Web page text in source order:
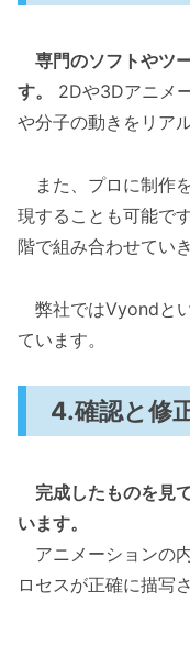
専門のソフトやツ
す。
2Dや3Dアニメ
や分子の動きをリア
また、プロに制作
現することも可能で
階で組み合わせていき
弊社ではVyondと
ています。
4.確認と修
完成したものを見
います。
アニメーションの
ロセスが正確に描写